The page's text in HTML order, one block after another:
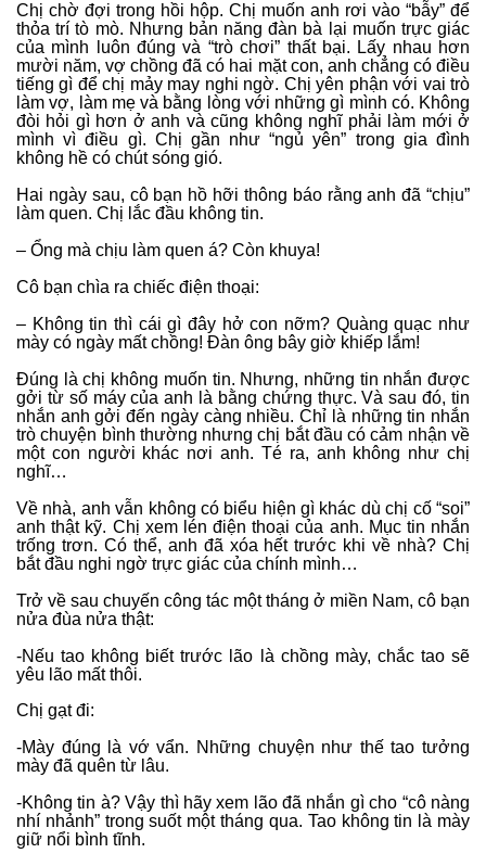
Chị chờ đợi trong hồi hộp. Chị muốn anh rơi vào “bẫy” để
thỏa trí tò mò. Nhưng bản năng đàn bà lại muốn trực giác
của mình luôn đúng và “trò chơi” thất bại. Lấy nhau hơn
mười năm, vợ chồng đã có hai mặt con, anh chẳng có điều
tiếng gì để chị mảy may nghi ngờ. Chị yên phận với vai trò
làm vợ, làm mẹ và bằng lòng với những gì mình có. Không
đòi hỏi gì hơn ở anh và cũng không nghĩ phải làm mới ở
mình vì điều gì. Chị gần như “ngủ yên” trong gia đình
không hề có chút sóng gió.
Hai ngày sau, cô bạn hồ hỡi thông báo rằng anh đã “chịu”
làm quen. Chị lắc đầu không tin.
– Ổng mà chịu làm quen á? Còn khuya!
Cô bạn chìa ra chiếc điện thoại:
– Không tin thì cái gì đây hở con nỡm? Quàng quạc như
mày có ngày mất chồng! Đàn ông bây giờ khiếp lắm!
Đúng là chị không muốn tin. Nhưng, những tin nhắn được
gởi từ số máy của anh là bằng chứng thực. Và sau đó, tin
nhắn anh gởi đến ngày càng nhiều. Chỉ là những tin nhắn
trò chuyện bình thường nhưng chị bắt đầu có cảm nhận về
một con người khác nơi anh. Té ra, anh không như chị
nghĩ…
Về nhà, anh vẫn không có biểu hiện gì khác dù chị cố “soi”
anh thật kỹ. Chị xem lén điện thoại của anh. Mục tin nhắn
trống trơn. Có thể, anh đã xóa hết trước khi về nhà? Chị
bắt đầu nghi ngờ trực giác của chính mình…
Trở về sau chuyến công tác một tháng ở miền Nam, cô bạn
nửa đùa nửa thật:
-Nếu tao không biết trước lão là chồng mày, chắc tao sẽ
yêu lão mất thôi.
Chị gạt đi:
-Mày đúng là vớ vẩn. Những chuyện như thế tao tưởng
mày đã quên từ lâu.
-Không tin à? Vậy thì hãy xem lão đã nhắn gì cho “cô nàng
nhí nhảnh” trong suốt một tháng qua. Tao không tin là mày
giữ nổi bình tĩnh.